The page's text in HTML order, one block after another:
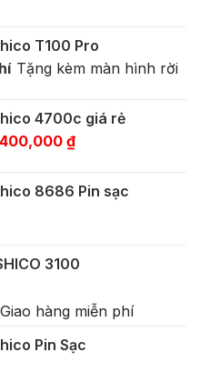
T100 Pro
Tặng kèm màn hình rời
4700c giá rẻ
₫.
₫Giá
là:
8686 Pin sạc
3100
Giao hàng miễn phí
Pin Sạc